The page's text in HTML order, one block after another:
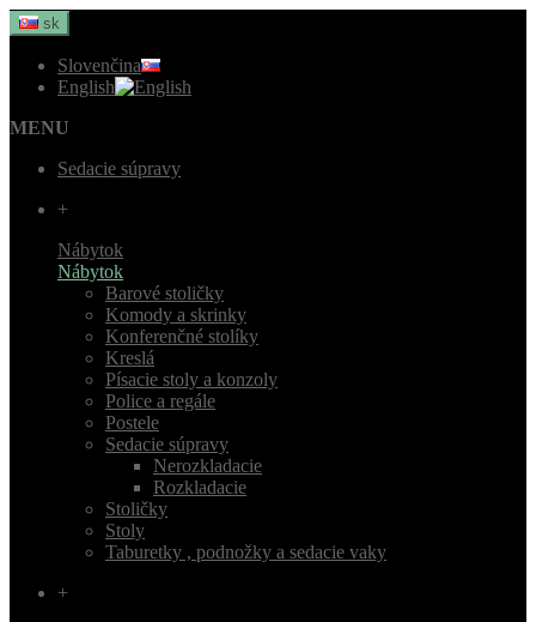
sk
Slovenčina
English
MENU
Sedacie súpravy
+
Nábytok
Nábytok
Barové stoličky
Komody a skrinky
Konferenčné stolíky
Kreslá
Písacie stoly a konzoly
Police a regále
Postele
Sedacie súpravy
Nerozkladacie
Rozkladacie
Stoličky
Stoly
Taburetky , podnožky a sedacie vaky
+